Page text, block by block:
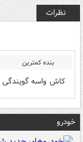
نظرات
بنده کمترین
کاش واسه گویندگی
خودرو